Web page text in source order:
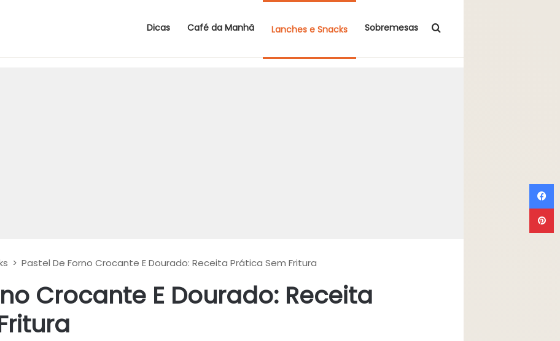
Dicas Café da Manhã Lanches e Snacks Sobremesas Procurar por
> Pastel De Forno Crocante E Dourado: Receita Prática Sem Fritura
Crocante E Dourado: Receita